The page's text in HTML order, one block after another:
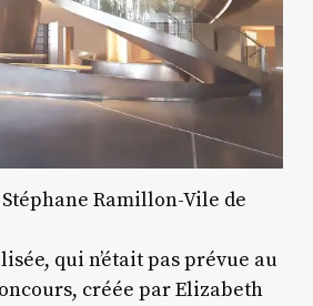
Ramillon-Vile de
qui n’était pas prévue au
créée par Elizabeth